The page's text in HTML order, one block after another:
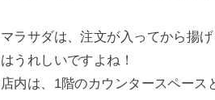
マラサダは、注文が入ってから揚
はうれしいですよね！
店内は、1階のカウンタースペース